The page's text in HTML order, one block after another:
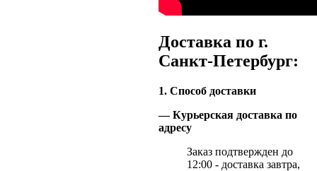
Доставка по г.
Санкт-Петербург:
1. Способ доставки
— Курьерская доставка по
адресу
Заказ подтвержден до
12:00 - доставка завтра,